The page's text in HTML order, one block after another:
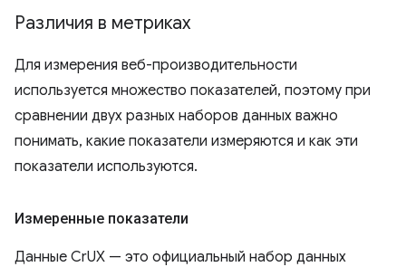
Различия в метриках
Для измерения веб-производительности
используется множество показателей, поэтому при
сравнении двух разных наборов данных важно
понимать, какие показатели измеряются и как эти
показатели используются.
Измеренные показатели
Данные CrUX — это официальный набор данных